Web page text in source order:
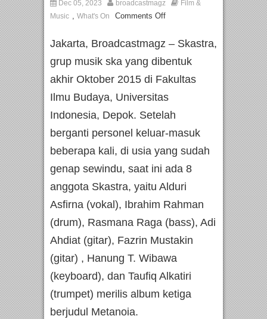
Dec 05, 2023 broadcastmagz
Film &
Music , What's On Comments Off
Jakarta, Broadcastmagz – Skastra,
grup musik ska yang dibentuk
akhir Oktober 2015 di Fakultas
Ilmu Budaya, Universitas
Indonesia, Depok. Setelah
berganti personel keluar-masuk
beberapa kali, di usia yang sudah
genap sewindu, saat ini ada 8
anggota Skastra, yaitu Alduri
Asfirna (vokal), Ibrahim Rahman
(drum), Rasmana Raga (bass), Adi
Ahdiat (gitar), Fazrin Mustakin
(gitar) , Hanung T. Wibawa
(keyboard), dan Taufiq Alkatiri
(trumpet) merilis album ketiga
berjudul Metanoia.